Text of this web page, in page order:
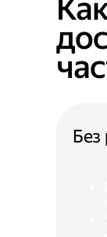
Без